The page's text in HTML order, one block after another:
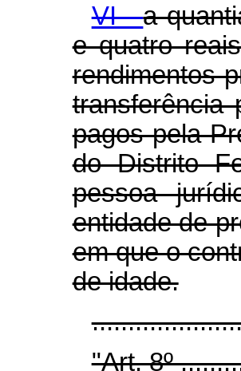
VI -a
e quatro
rendimentos
transferência
pagos pela
do Distrito
pessoa
entidade de
em que o
de idade.
"Art. 8º